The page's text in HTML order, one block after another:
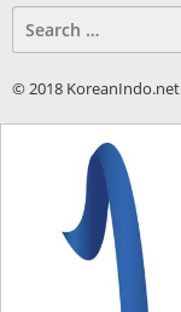
for:
© 2018 KoreanIndo.net